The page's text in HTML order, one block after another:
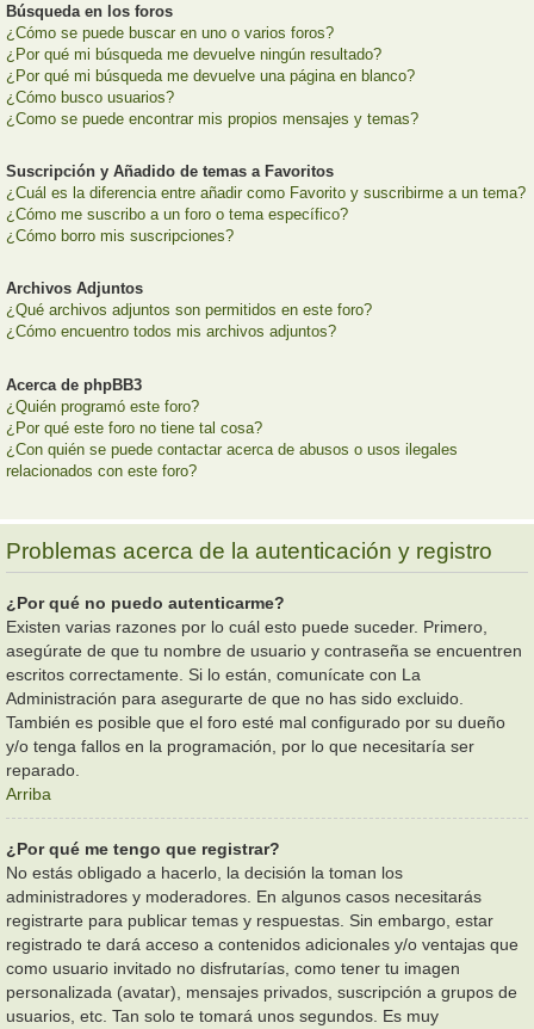
Búsqueda en los foros
¿Cómo se puede buscar en uno o varios foros?
¿Por qué mi búsqueda me devuelve ningún resultado?
¿Por qué mi búsqueda me devuelve una página en blanco?
¿Cómo busco usuarios?
¿Como se puede encontrar mis propios mensajes y temas?
Suscripción y Añadido de temas a Favoritos
¿Cuál es la diferencia entre añadir como Favorito y suscribirme a un tema?
¿Cómo me suscribo a un foro o tema específico?
¿Cómo borro mis suscripciones?
Archivos Adjuntos
¿Qué archivos adjuntos son permitidos en este foro?
¿Cómo encuentro todos mis archivos adjuntos?
Acerca de phpBB3
¿Quién programó este foro?
¿Por qué este foro no tiene tal cosa?
¿Con quién se puede contactar acerca de abusos o usos ilegales
relacionados con este foro?
Problemas acerca de la autenticación y registro
¿Por qué no puedo autenticarme?
Existen varias razones por lo cuál esto puede suceder. Primero,
asegúrate de que tu nombre de usuario y contraseña se encuentren
escritos correctamente. Si lo están, comunícate con La
Administración para asegurarte de que no has sido excluido.
También es posible que el foro esté mal configurado por su dueño
y/o tenga fallos en la programación, por lo que necesitaría ser
reparado.
Arriba
¿Por qué me tengo que registrar?
No estás obligado a hacerlo, la decisión la toman los
administradores y moderadores. En algunos casos necesitarás
registrarte para publicar temas y respuestas. Sin embargo, estar
registrado te dará acceso a contenidos adicionales y/o ventajas que
como usuario invitado no disfrutarías, como tener tu imagen
personalizada (avatar), mensajes privados, suscripción a grupos de
usuarios, etc. Tan solo te tomará unos segundos. Es muy